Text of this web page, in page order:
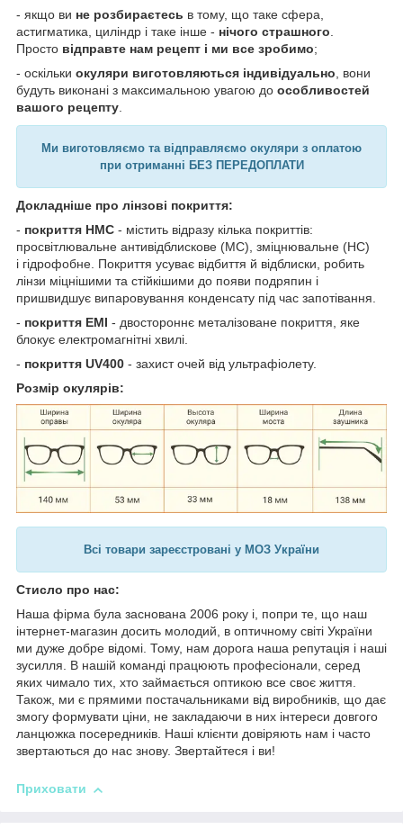
- якщо ви не розбираєтесь в тому, що таке сфера,
астигматика, циліндр і таке інше - нічого страшного
Просто відправте нам рецепт і ми все зробимо;
- оскільки окуляри виготовляються індивідуально , вони
будуть виконані з максимальною увагою до особливостей
вашого рецепту
Ми виготовляємо та відправляємо окуляри з оплатою
при отриманні БЕЗ ПЕРЕДОПЛАТИ
Докладніше про лінзові покриття:
- покриття HMC - містить відразу кілька покриттів:
просвітлювальне антивідблискове (MC), зміцнювальне (HC)
і гідрофобне. Покриття усуває відбиття й відблиски, робить
лінзи міцнішими та стійкішими до появи подряпин і
пришвидшує випаровування конденсату під час запотівання.
- покриття EMI - двостороннє металізоване покриття, яке
блокує електромагнітні хвилі.
- покриття UV400 - захист очей від ультрафіолету.
Розмір окулярів:
Всі товари зареєстровані у МОЗ України
Стисло про нас:
Наша фірма була заснована 2006 року і, попри те, що наш
інтернет-магазин досить молодий, в оптичному світі України
ми дуже добре відомі. Тому, нам дорога наша репутація і наші
зусилля. В нашій команді працюють професіонали, серед
яких чимало тих, хто займається оптикою все своє життя.
Також, ми є прямими постачальниками від виробників, що дає
змогу формувати ціни, не закладаючи в них інтереси довгого
ланцюжка посередників. Наші клієнти довіряють нам і часто
звертаються до нас знову. Звертайтеся і ви!
Приховати